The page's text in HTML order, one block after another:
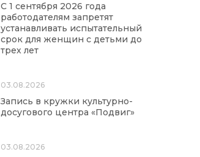
С 1 сентября 2026 года
работодателям запретят
устанавливать испытательный
срок для женщин с детьми до
трех лет
03.08.2026
Запись в кружки культурно-
досугового центра «Подвиг»
03.08.2026